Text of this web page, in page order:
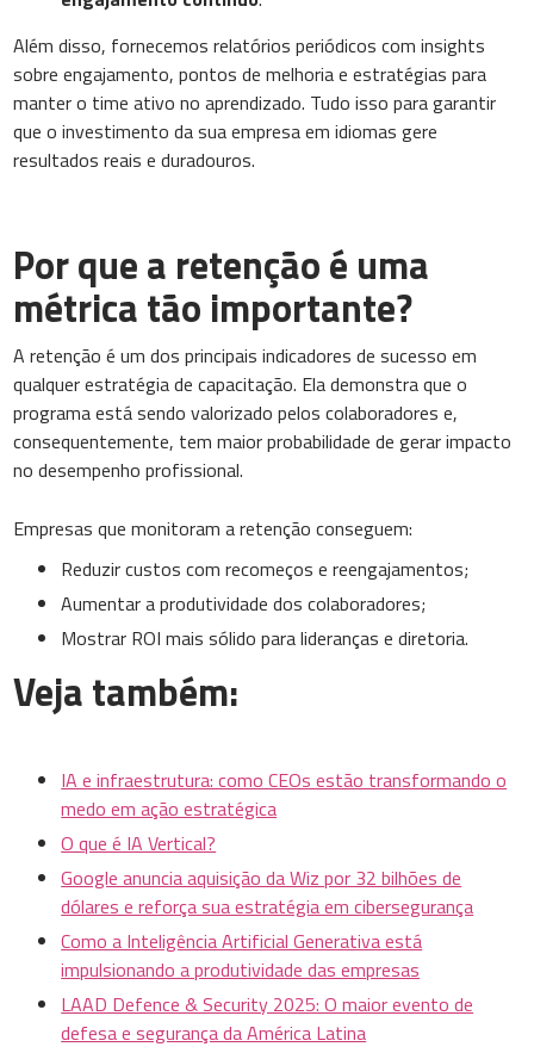
Além disso, fornecemos relatórios periódicos com insights
sobre engajamento, pontos de melhoria e estratégias para
manter o time ativo no aprendizado. Tudo isso para garantir
que o investimento da sua empresa em idiomas gere
resultados reais e duradouros.
Por que a retenção é uma
métrica tão importante?
A retenção é um dos principais indicadores de sucesso em
qualquer estratégia de capacitação. Ela demonstra que o
programa está sendo valorizado pelos colaboradores e,
consequentemente, tem maior probabilidade de gerar impacto
no desempenho profissional.
Empresas que monitoram a retenção conseguem:
Reduzir custos com recomeços e reengajamentos;
Aumentar a produtividade dos colaboradores;
Mostrar ROI mais sólido para lideranças e diretoria.
Veja também:
IA e infraestrutura: como CEOs estão transformando o
medo em ação estratégica
O que é IA Vertical?
Google anuncia aquisição da Wiz por 32 bilhões de
dólares e reforça sua estratégia em cibersegurança
Como a Inteligência Artificial Generativa está
impulsionando a produtividade das empresas
LAAD Defence & Security 2025: O maior evento de
defesa e segurança da América Latina